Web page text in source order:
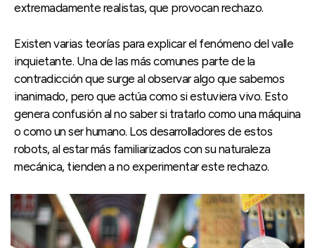
extremadamente realistas, que provocan rechazo.
Existen varias teorías para explicar el fenómeno del valle
inquietante. Una de las más comunes parte de la
contradicción que surge al observar algo que sabemos
inanimado, pero que actúa como si estuviera vivo. Esto
genera confusión al no saber si tratarlo como una máquina
o como un ser humano. Los desarrolladores de estos
robots, al estar más familiarizados con su naturaleza
mecánica, tienden a no experimentar este rechazo.